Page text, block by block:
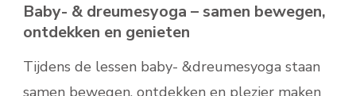
Baby- & dreumesyoga – samen bewegen,
ontdekken en genieten
Tijdens de lessen baby- &dreumesyoga staan
samen bewegen, ontdekken en plezier maken